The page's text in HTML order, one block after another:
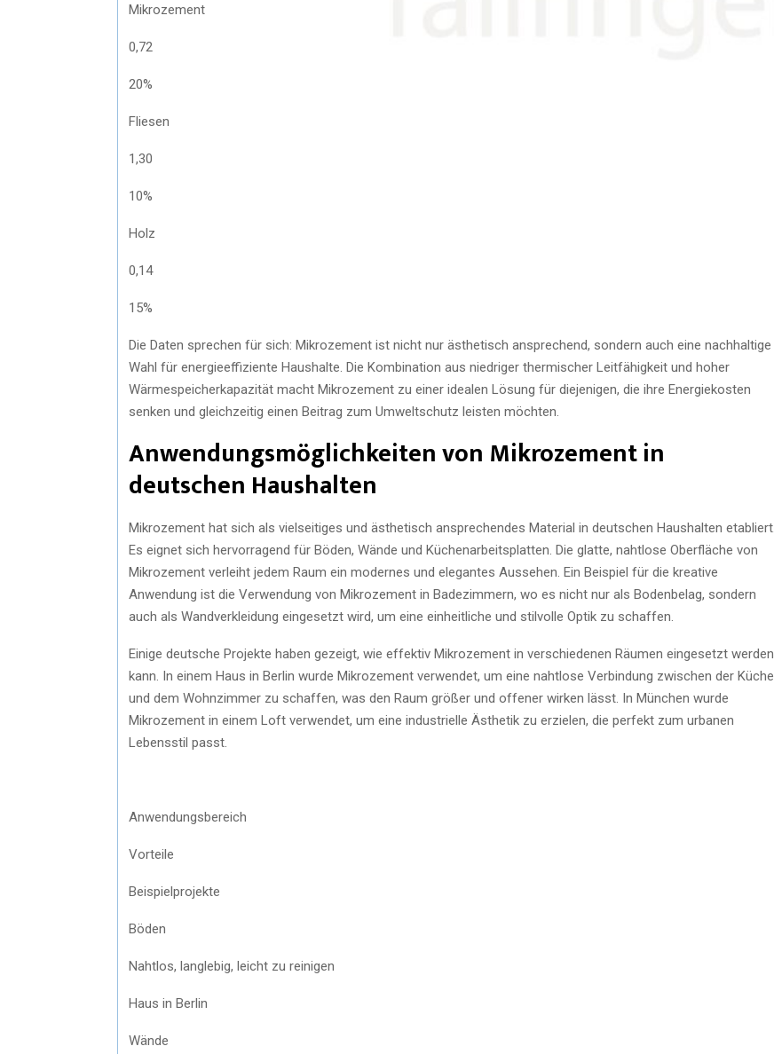
Mikrozement
0,72
20%
Fliesen
1,30
10%
Holz
0,14
15%
Die Daten sprechen für sich: Mikrozement ist nicht nur ästhetisch ansprechend, sondern auch eine nachhaltige
Wahl für energieeffiziente Haushalte. Die Kombination aus niedriger thermischer Leitfähigkeit und hoher
Wärmespeicherkapazität macht Mikrozement zu einer idealen Lösung für diejenigen, die ihre Energiekosten
senken und gleichzeitig einen Beitrag zum Umweltschutz leisten möchten.
Anwendungsmöglichkeiten von Mikrozement in
deutschen Haushalten
Mikrozement hat sich als vielseitiges und ästhetisch ansprechendes Material in deutschen Haushalten etabliert.
Es eignet sich hervorragend für Böden, Wände und Küchenarbeitsplatten. Die glatte, nahtlose Oberfläche von
Mikrozement verleiht jedem Raum ein modernes und elegantes Aussehen. Ein Beispiel für die kreative
Anwendung ist die Verwendung von Mikrozement in Badezimmern, wo es nicht nur als Bodenbelag, sondern
auch als Wandverkleidung eingesetzt wird, um eine einheitliche und stilvolle Optik zu schaffen.
Einige deutsche Projekte haben gezeigt, wie effektiv Mikrozement in verschiedenen Räumen eingesetzt werden
kann. In einem Haus in Berlin wurde Mikrozement verwendet, um eine nahtlose Verbindung zwischen der Küche
und dem Wohnzimmer zu schaffen, was den Raum größer und offener wirken lässt. In München wurde
Mikrozement in einem Loft verwendet, um eine industrielle Ästhetik zu erzielen, die perfekt zum urbanen
Lebensstil passt.
Anwendungsbereich
Vorteile
Beispielprojekte
Böden
Nahtlos, langlebig, leicht zu reinigen
Haus in Berlin
Wände